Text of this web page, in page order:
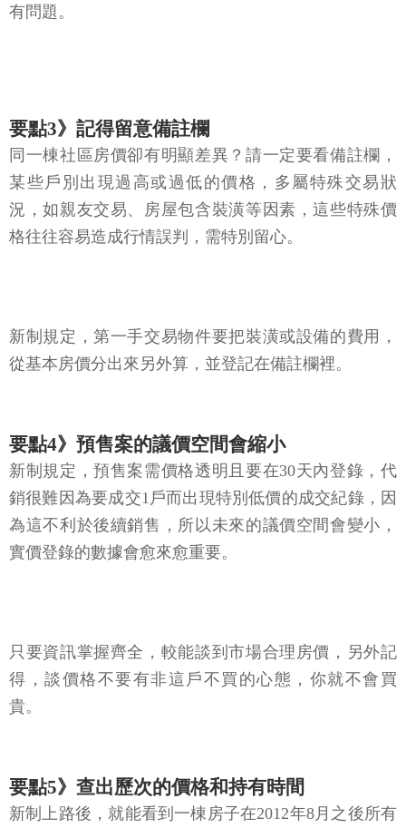
有問題。
要點3》記得留意備註欄
同一棟社區房價卻有明顯差異？請一定要看備註欄，
某些戶別出現過高或過低的價格，多屬特殊交易狀
況，如親友交易、房屋包含裝潢等因素，這些特殊價
格往往容易造成行情誤判，需特別留心。
新制規定，第一手交易物件要把裝潢或設備的費用，
從基本房價分出來另外算，並登記在備註欄裡。
要點4》預售案的議價空間會縮小
新制規定，預售案需價格透明且要在30天內登錄，代
銷很難因為要成交1戶而出現特別低價的成交紀錄，因
為這不利於後續銷售，所以未來的議價空間會變小，
實價登錄的數據會愈來愈重要。
只要資訊掌握齊全，較能談到市場合理房價，另外記
得，談價格不要有非這戶不買的心態，你就不會買
貴。
要點5》查出歷次的價格和持有時間
新制上路後，就能看到一棟房子在2012年8月之後所有